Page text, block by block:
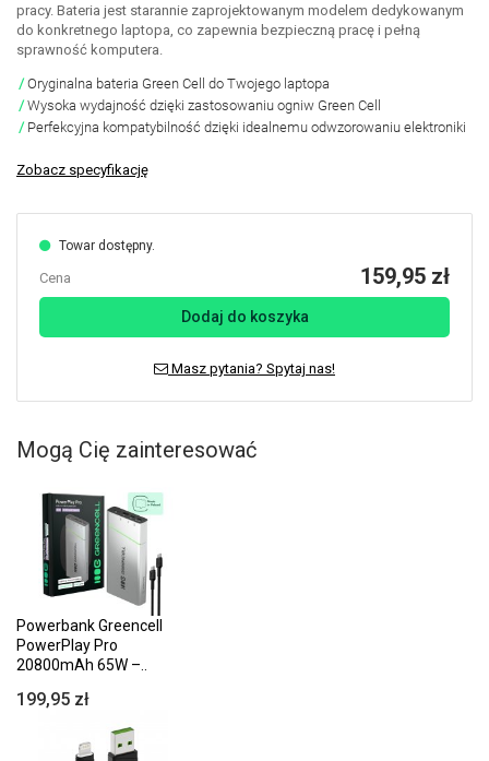
pracy. Bateria jest starannie zaprojektowanym modelem dedykowanym
do konkretnego laptopa, co zapewnia bezpieczną pracę i pełną
sprawność komputera.
Oryginalna bateria Green Cell do Twojego laptopa
Wysoka wydajność dzięki zastosowaniu ogniw Green Cell
Perfekcyjna kompatybilność dzięki idealnemu odwzorowaniu elektroniki
Zobacz specyfikację
Towar dostępny.
Cena 159,95 zł
Dodaj do koszyka
Masz pytania? Spytaj nas!
Mogą Cię zainteresować
Powerbank Greencell
PowerPlay Pro
20800mAh 65W –..
199,95 zł